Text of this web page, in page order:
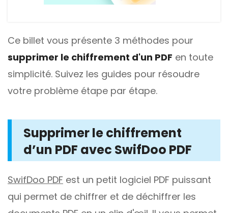
Ce billet vous présente 3 méthodes pour
supprimer le chiffrement d'un PDF en toute
simplicité. Suivez les guides pour résoudre
votre problème étape par étape.
Supprimer le chiffrement
d’un PDF avec SwifDoo PDF
SwifDoo PDF est un petit logiciel PDF puissant
qui permet de chiffrer et de déchiffrer les